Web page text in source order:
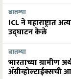
बातम्या
ICL ने महाराष्ट्रात
उद्घाटन केले
बातम्या
भारताच्या ग्रामीण
अ‍ॅग्रीव्होल्टाईक्सची